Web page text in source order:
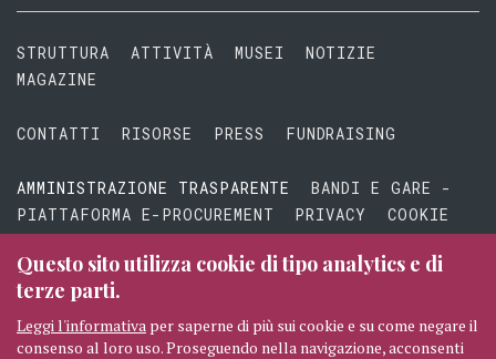
STRUTTURA ATTIVITÀ MUSEI
NOTIZIE
MAGAZINE
CONTATTI RISORSE PRESS FUNDRAISING
AMMINISTRAZIONE TRASPARENTE
BANDI E GARE -
PIATTAFORMA E-PROCUREMENT
PRIVACY
COOKIE
TERMINI E CONDIZIONI
Questo sito utilizza cookie di tipo analytics e di
terze parti.
Leggi l'informativa per saperne di più sui cookie e su come negare il
consenso al loro uso. Proseguendo nella navigazione, acconsenti